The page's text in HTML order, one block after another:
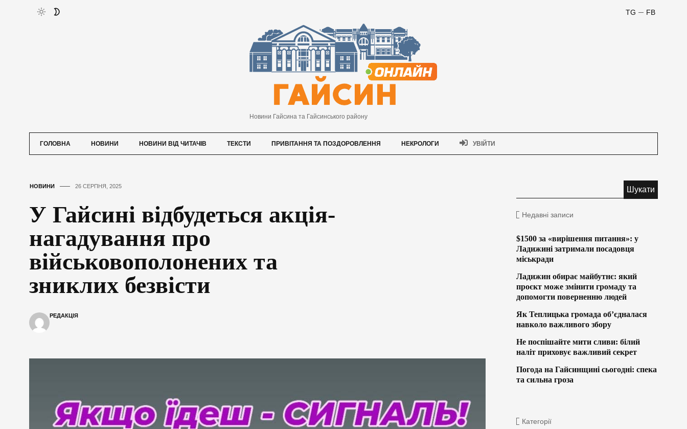
FB
TG
Новини Гайсина та Гайсинського району
ГОЛОВНА НОВИНИ НОВИНИ ВІД ЧИТАЧІВ ТЕКСТИ ПРИВІТАННЯ ТА ПОЗДОРОВЛЕННЯ НЕКРОЛОГИ УВІЙТИ
НОВИНИ 26 СЕРПНЯ, 2025
У Гайсині відбудеться акція-
нагадування про
військовополонених та
зниклих безвісти
РЕДАКЦІЯ
Недавні записи
$1500 за «вирішення питання»: у
Ладижині затримали посадовця
міськради
Ладижин обирає майбутнє: який
проєкт може змінити громаду та
допомогти поверненню людей
Як Теплицька громада об’єдналася
навколо важливого збору
Не поспішайте мити сливи: білий
наліт приховує важливий секрет
Погода на Гайсинщині сьогодні: спека
та сильна гроза
Категорії